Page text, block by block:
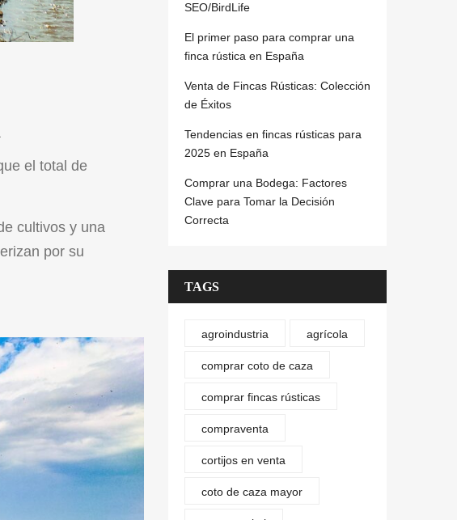
el total de
cultivos y una
por su
SEO/BirdLife
El primer paso para comprar una
finca rústica en España
Venta de Fincas Rústicas: Colección
de Éxitos
Tendencias en fincas rústicas para
2025 en España
Comprar una Bodega: Factores
Clave para Tomar la Decisión
Correcta
TAGS
agroindustria agrícola
comprar coto de caza
comprar fincas rústicas
compraventa
cortijos en venta
coto de caza mayor